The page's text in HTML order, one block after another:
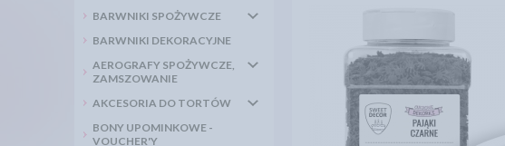
BARWNIKI SPOŻYWCZE
BARWNIKI DEKORACYJNE
AEROGRAFY SPOŻYWCZE,
ZAMSZOWANIE
AKCESORIA DO TORTÓW
BONY UPOMINKOWE -
VOUCHER'Y